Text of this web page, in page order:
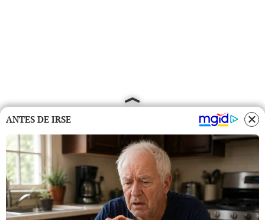
ANTES DE IRSE